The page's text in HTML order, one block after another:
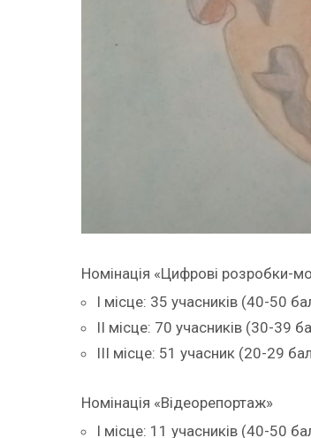
Номінація «Цифрові розробки-
І місце: 35 учасників (40-50
ІІ місце: 70 учасників (30-39
ІІІ місце: 51 учасник (20-29
Номінація «Відеорепортаж»
І місце: 11 учасників (40-50